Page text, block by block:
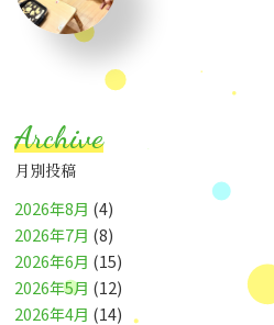
Archive
月別投稿
2026年8月 (4)
2026年7月 (8)
2026年6月 (15)
2026年5月 (12)
2026年4月 (14)